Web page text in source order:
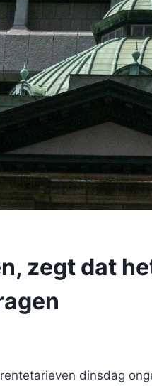
zegt dat
dinsdag